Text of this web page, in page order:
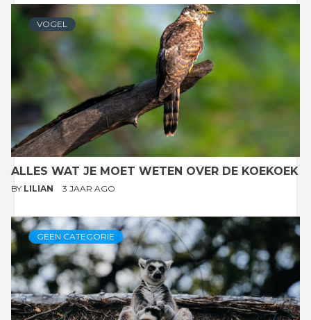
VOGEL
ALLES WAT JE MOET WETEN OVER DE KOEKOEK
BY LILIAN 3 JAAR AGO
GEEN CATEGORIE